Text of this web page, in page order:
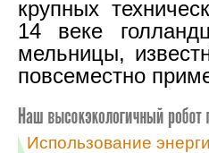
крупных
14 веке
мельницы,
повсеместно
Использование